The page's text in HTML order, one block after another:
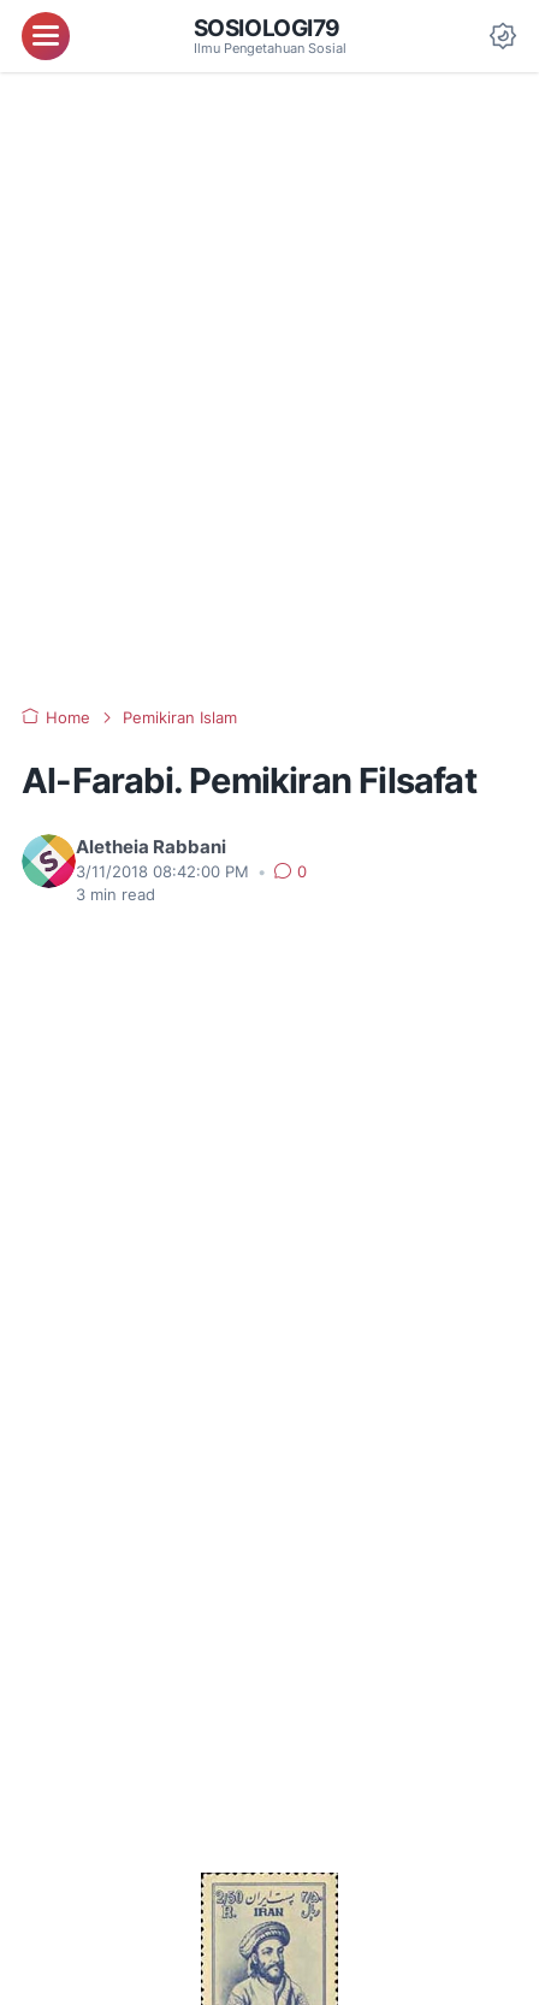
Menu SOSIOLOGI79
Ilmu Pengetahuan Sosial
Home Pemikiran Islam
Al-Farabi. Pemikiran Filsafat
Aletheia Rabbani
3/11/2018 08:42:00 PM •
0
3 min read